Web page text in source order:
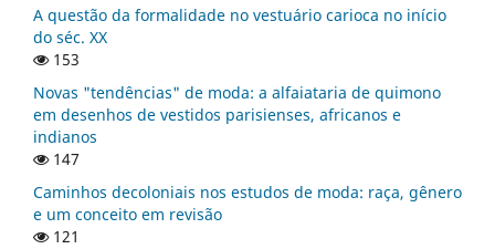
A questão da formalidade no vestuário carioca no início
do séc. XX
153
Novas "tendências" de moda: a alfaiataria de quimono
em desenhos de vestidos parisienses, africanos e
indianos
147
Caminhos decoloniais nos estudos de moda: raça, gênero
e um conceito em revisão
121